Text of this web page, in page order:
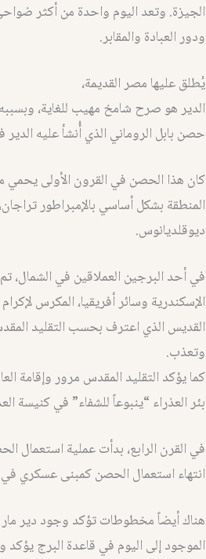
الجيزة. وتعد اليوم واحدة من أكثر ضواحي
ودور العبادة والمقابر.
يُطلق عليها مصر القديمة،
الدير هو صرح شامخ مهيب للغاية،
حصن بابل الروماني الذي أُنشأ عليه
كان هذا الحصن في القرون الأولى يحمي
المنطقة بشكل أساسي بالإمبراطور
ديوقلديانوس.
في أحد البرجين العملاقين في الشمال،
الإسكندرية وسائر أفريقيا، المكرس
القديس الذي اعترف بحسب التقليد
وتعذب.
كما يؤكد التقليد المقدس مرور وإقامة
بئر العذراء “ينبوعاً للشفاء” في كنيسة
في القرن الرابع، بدأت عملية استعمال
انتهاء استعمال الحصن كمبنى عسكري في
هناك أيضاً مخطوطات تؤكد وجود دير
الموجود إلى اليوم في قاعدة البرج